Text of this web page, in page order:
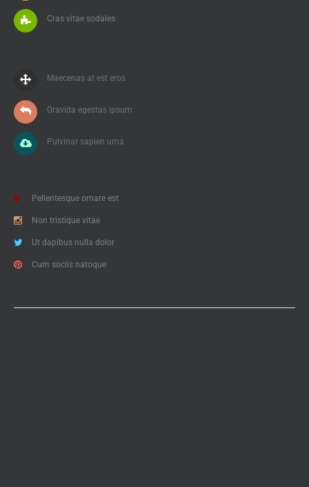
Cras vitae sodales
Maecenas at est eros
Gravida egestas ipsum
Pulvinar sapien urna
Pellentesque ornare est
Non tristique vitae
Ut dapibus nulla dolor
Cum sociis natoque